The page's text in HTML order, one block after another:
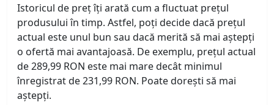
Istoricul de preț îți arată cum a fluctuat prețul
produsului în timp. Astfel, poți decide dacă prețul
actual este unul bun sau dacă merită să mai aștepți
o ofertă mai avantajoasă. De exemplu, prețul actual
de 289,99 RON este mai mare decât minimul
înregistrat de 231,99 RON. Poate dorești să mai
aștepți.